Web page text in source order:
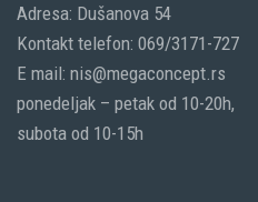
Adresa: Dušanova 54
Kontakt telefon: 069/3171-727
E mail: nis@megaconcept.rs
ponedeljak – petak od 10-20h,
subota od 10-15h